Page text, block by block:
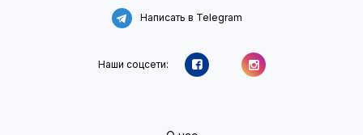
Написать в Telegram
Наши соцсети: